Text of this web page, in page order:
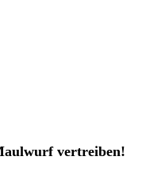
vertreiben!